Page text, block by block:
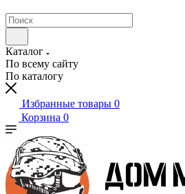
Каталог
По всему сайту
По каталогу
Избранные товары 0
Корзина 0